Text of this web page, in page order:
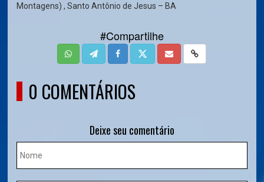
Montagens) , Santo Antônio de Jesus – BA
#Compartilhe
0 COMENTÁRIOS
Deixe seu comentário